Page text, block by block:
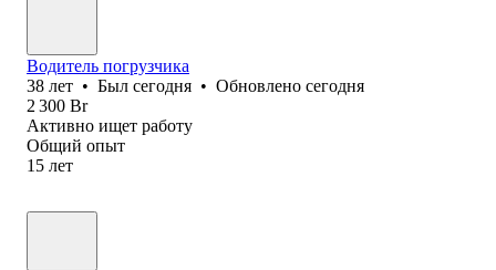
Водитель погрузчика
38 лет • Был сегодня • Обновлено сегодня
2 300 Br
Активно ищет работу
Общий опыт
15 лет